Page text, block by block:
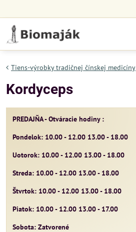
Tiens-výrobky tradičnej čínskej medicíny
Kordyceps
PREDAJŇA - Otváracie hodiny :
Pondelok: 10.00 - 12.00 13.00 - 18.00
Uotorok: 10.00 - 12.00 13.00 - 18.00
Streda: 10.00 - 12.00 13.00 - 18.00
Štvrtok: 10.00 - 12.00 13.00 - 18.00
Piatok: 10.00 - 12.00 13.00 - 17.00
Sobota: Zatvorené